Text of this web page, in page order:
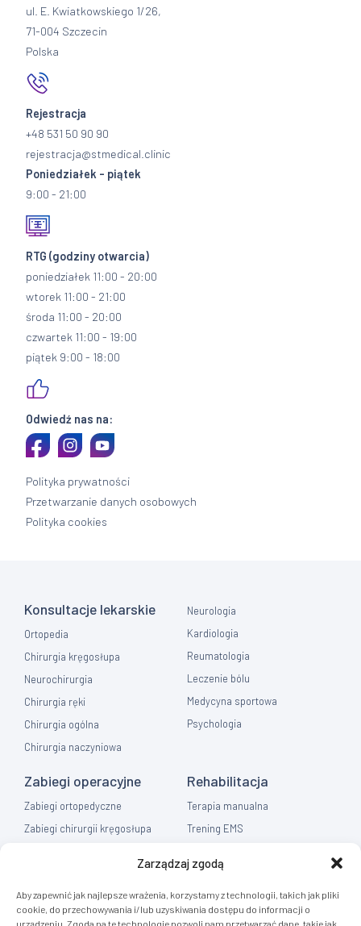
Zarządzaj zgodą
Aby zapewnić jak najlepsze wrażenia, korzystamy z technologii, takich jak pliki
cookie, do przechowywania i/lub uzyskiwania dostępu do informacji o
urządzeniu. Zgoda na te technologie pozwoli nam przetwarzać dane, takie jak
ul. E. Kwiatkowskiego 1/26,
71-004 Szczecin
Polska
Rejestracja
+48 531 50 90 90
rejestracja@stmedical.clinic
Poniedziałek - piątek
9:00 - 21:00
RTG (godziny otwarcia)
poniedziałek 11:00 - 20:00
wtorek 11:00 - 21:00
środa 11:00 - 20:00
czwartek 11:00 - 19:00
piątek 9:00 - 18:00
Odwiedź nas na:
Polityka prywatności
Przetwarzanie danych osobowych
Polityka cookies
Konsultacje lekarskie
Ortopedia
Chirurgia kręgosłupa
Neurochirurgia
Chirurgia ręki
Chirurgia ogólna
Chirurgia naczyniowa
Neurologia
Kardiologia
Reumatologia
Leczenie bólu
Medycyna sportowa
Psychologia
Zabiegi operacyjne
Zabiegi ortopedyczne
Zabiegi chirurgii kręgosłupa
Flebologia
Rehabilitacja
Terapia manualna
Trening EMS
Masaż